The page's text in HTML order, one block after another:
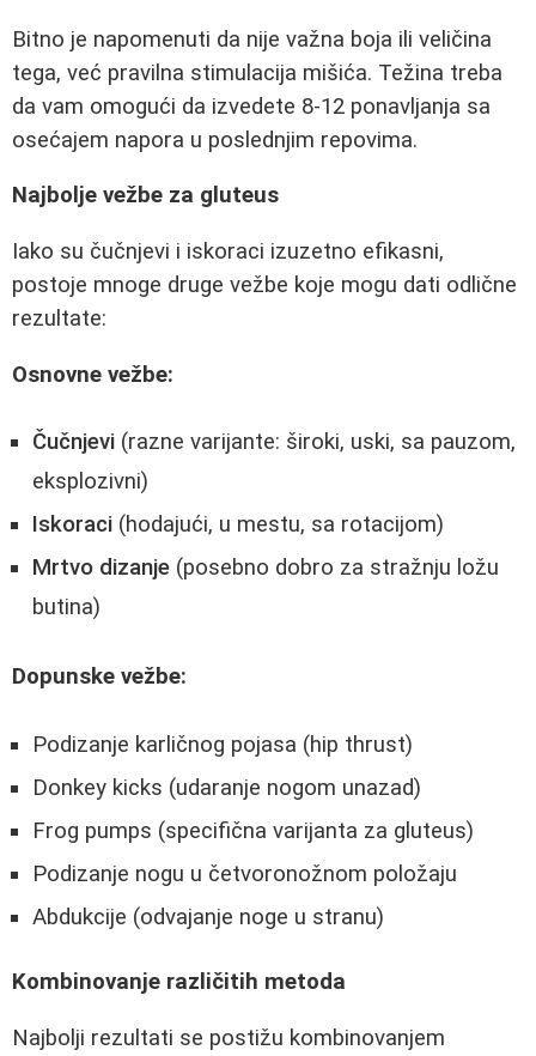
Bitno je napomenuti da nije važna boja ili veličina
tega, već pravilna stimulacija mišića. Težina treba
da vam omogući da izvedete 8-12 ponavljanja sa
osećajem napora u poslednjim repovima.
Najbolje vežbe za gluteus
Iako su čučnjevi i iskoraci izuzetno efikasni,
postoje mnoge druge vežbe koje mogu dati odlične
rezultate:
Osnovne vežbe:
Čučnjevi (razne varijante: široki, uski, sa pauzom,
eksplozivni)
Iskoraci (hodajući, u mestu, sa rotacijom)
Mrtvo dizanje (posebno dobro za stražnju ložu
butina)
Dopunske vežbe:
Podizanje karličnog pojasa (hip thrust)
Donkey kicks (udaranje nogom unazad)
Frog pumps (specifična varijanta za gluteus)
Podizanje nogu u četvoronožnom položaju
Abdukcije (odvajanje noge u stranu)
Kombinovanje različitih metoda
Najbolji rezultati se postižu kombinovanjem